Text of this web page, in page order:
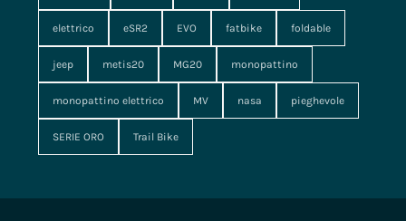
elettrico eSR2 EVO fatbike foldable
jeep metis20 MG20 monopattino
monopattino elettrico MV nasa pieghevole
SERIE ORO Trail Bike